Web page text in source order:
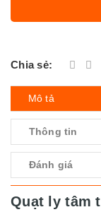
Chia sẻ:
Mô tả
Thông tin
Đánh giá
Quạt ly tâm